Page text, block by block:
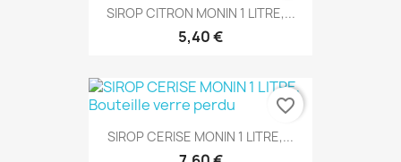
SIROP CITRON MONIN 1 LITRE,...
5,40 €
SIROP CERISE MONIN 1 LITRE,...
favorite_border